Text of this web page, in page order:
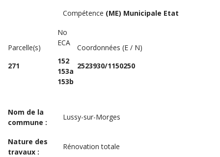
Compétence (ME) Municipale Etat
Parcelle(s)
271
No
ECA
152
153a
153b
Coordonnées (E / N)
2523930/1150250
Nom de la
commune :
Lussy-sur-Morges
Nature des
travaux :
Rénovation totale